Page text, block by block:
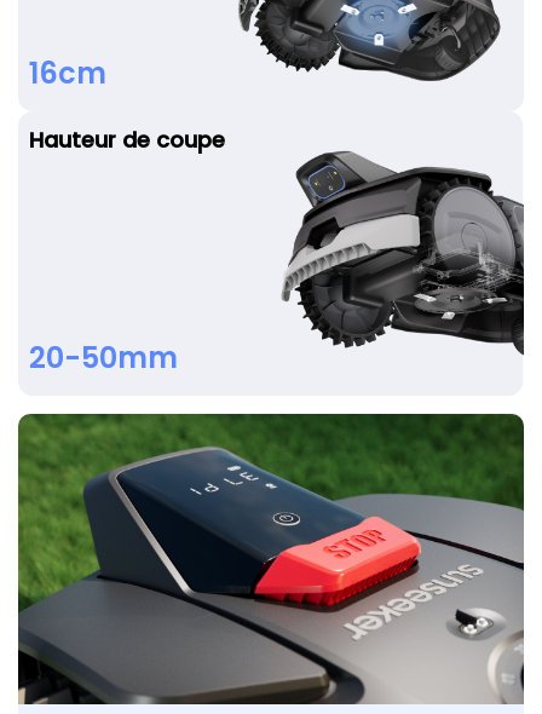
16cm
Hauteur de coupe
20-50mm